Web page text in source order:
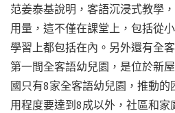
范姜泰基說明，客語沉浸式教學
用量，這不僅在課堂上，包括從
學習上都包括在內。另外還有全
第一間全客語幼兒園，是位於新
國只有8家全客語幼兒園，推動
用程度要達到8成以外，社區和